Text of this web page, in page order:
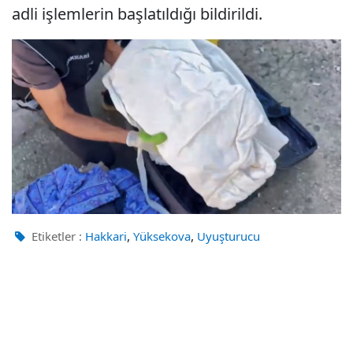
adli işlemlerin başlatıldığı bildirildi.
Etiketler : Hakkari, Yüksekova, Uyuşturucu